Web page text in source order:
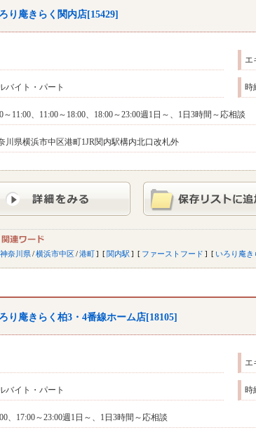
り庵きらく関内店[15429]
エ
バイト・パート 時
～11:00、11:00～18:00、18:00～23:00週1日～、1日3時間～応相談
川県横浜市中区港町1JR関内駅構内北口改札外
神奈川県/横浜市中区/港町 関内駅 ファーストフード いろり庵き
り庵きらく柏3・4番線ホーム店[18105]
エ
バイト・パート 時
、17:00～23:00週1日～、1日3時間～応相談